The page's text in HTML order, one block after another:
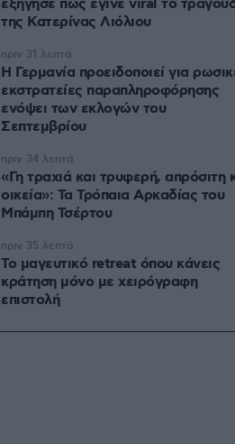
εξήγησε πώς έγινε viral το
της Κατερίνας Λιόλιου
Η Γερμανία προειδοποιεί για
εκστρατείες παραπληροφόρησης
ενόψει των εκλογών του
Σεπτεμβρίου
πριν 31 λεπτά
«Γη τραχιά και τρυφερή, απρόσιτη
οικεία»: Τα Τρόπαια Αρκαδίας του
Μπάμπη Τσέρτου
πριν 34 λεπτά
Το μαγευτικό retreat όπου κάνεις
κράτηση μόνο με χειρόγραφη
επιστολή
πριν 35 λεπτά